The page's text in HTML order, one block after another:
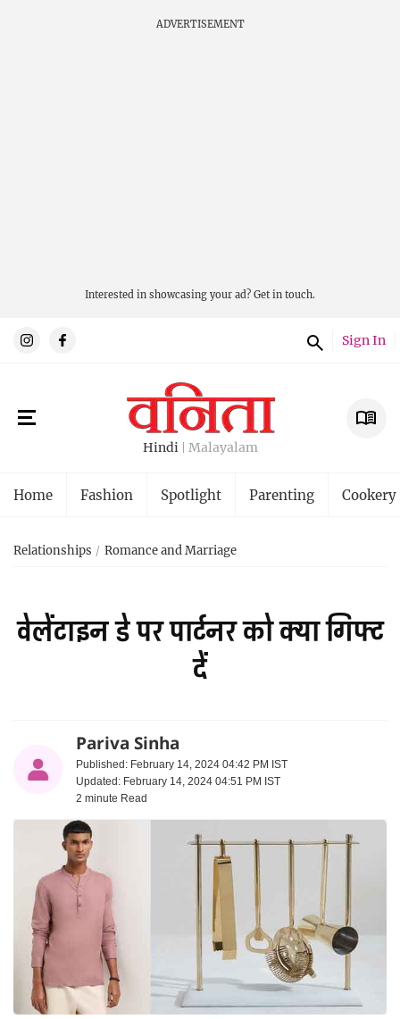
ADVERTISEMENT
Interested in showcasing your ad? Get in touch.
Sign In
Hindi Malayalam
Home Fashion Spotlight Parenting Cookery
Relationships Romance and Marriage
वेलेंटाइन डे पर पार्टनर को क्या गिफ्ट
दें
Pariva Sinha
Published: February 14, 2024 04:42 PM IST
Updated: February 14, 2024 04:51 PM IST
2 minute Read